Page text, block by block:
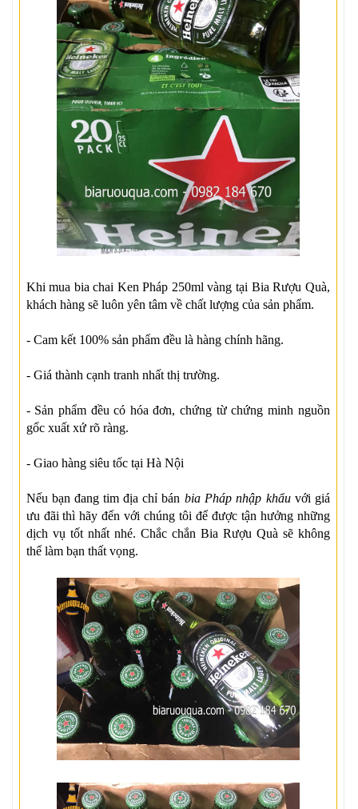
Khi mua bia chai Ken Pháp 250ml vàng tại Bia Rượu Quà,
khách hàng sẽ luôn yên tâm về chất lượng của sản phẩm.
- Cam kết 100% sản phẩm đều là hàng chính hãng.
- Giá thành cạnh tranh nhất thị trường.
- Sản phẩm đều có hóa đơn, chứng từ chứng minh nguồn
gốc xuất xứ rõ ràng.
- Giao hàng siêu tốc tại Hà Nội
Nếu bạn đang tim địa chỉ bán bia Pháp nhập khẩuvới giá
ưu đãi thì hãy đến với chúng tôi để được tận hưởng những
dịch vụ tốt nhất nhé. Chắc chắn Bia Rượu Quà sẽ không
thể làm bạn thất vọng.